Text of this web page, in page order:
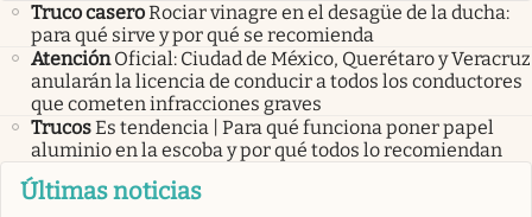
Truco caseroRociar vinagre en el desagüe de la ducha:
para qué sirve y por qué se recomienda
Atención Oficial: Ciudad de México, Querétaro y Veracruz
anularán la licencia de conducir a todos los conductores
que cometen infracciones graves
TrucosEs tendencia | Para qué funciona poner papel
aluminio en la escoba y por qué todos lo recomiendan
Últimas noticias